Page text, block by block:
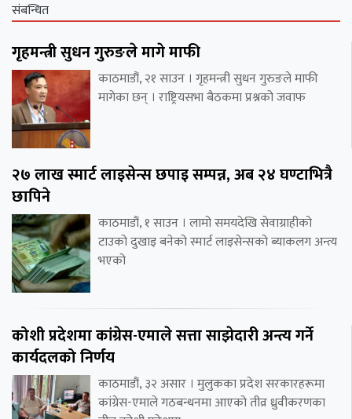
संबन्धित
गृहमन्त्री सुधन गुरुङले मागे माफी
काठमाडौं, २१ साउन । गृहमन्त्री सुधन गुरुङले माफी
मागेका छन् । राष्ट्रियसभा बैठकमा प्रश्नको जवाफ
२७ लाख स्मार्ट लाइसेन्स छपाइ सम्पन्न, अब २४ घण्टाभित्रै
छापिने
काठमाडौं, १ साउन । लामो समयदेखि सेवाग्राहीको
टाउको दुखाइ बनेको स्मार्ट लाइसेन्सको ब्याकलग अन्त्य
भएको
कोशी प्रदेशमा कांग्रेस-एमाले सत्ता साझेदारी अन्त्य गर्ने
कार्यदलको निर्णय
काठमाडौं, ३२ असार । मुलुकका प्रदेश सरकारहरूमा
कांग्रेस-एमाले गठबन्धनमा आएको तीव्र ध्रुवीकरणका